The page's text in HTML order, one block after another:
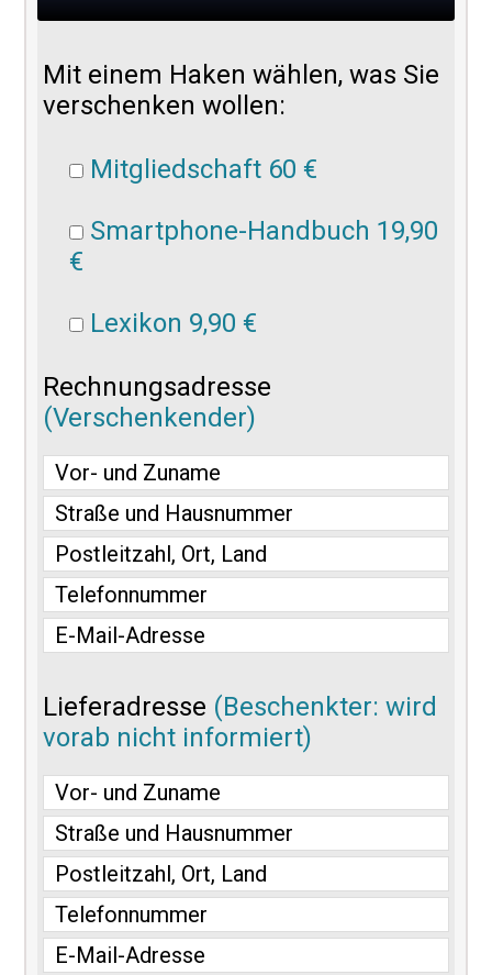
Mit einem Haken wählen, was Sie
verschenken wollen:
Mitgliedschaft 60 €
Smartphone-Handbuch 19,90
€
Lexikon 9,90 €
Rechnungsadresse
(Verschenkender)
Lieferadresse (Beschenkter: wird
vorab nicht informiert)